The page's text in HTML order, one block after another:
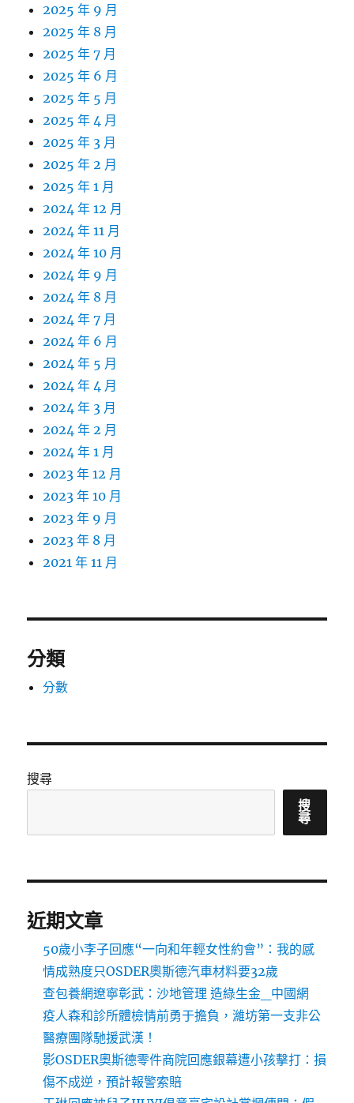
2025 年 9 月
2025 年 8 月
2025 年 7 月
2025 年 6 月
2025 年 5 月
2025 年 4 月
2025 年 3 月
2025 年 2 月
2025 年 1 月
2024 年 12 月
2024 年 11 月
2024 年 10 月
2024 年 9 月
2024 年 8 月
2024 年 7 月
2024 年 6 月
2024 年 5 月
2024 年 4 月
2024 年 3 月
2024 年 2 月
2024 年 1 月
2023 年 12 月
2023 年 10 月
2023 年 9 月
2023 年 8 月
2021 年 11 月
分類
分數
搜尋
搜
尋
近期文章
50歲小李子回應“一向和年輕女性約會”：我的感
情成熟度只OSDER奧斯德汽車材料要32歲
查包養網遼寧彰武：沙地管理 造綠生金_中國網
疫人森和診所體檢情前勇于擔負，濰坊第一支非公
醫療團隊馳援武漢！
影OSDER奧斯德零件商院回應銀幕遭小孩擊打：損
傷不成逆，預計報警索賠